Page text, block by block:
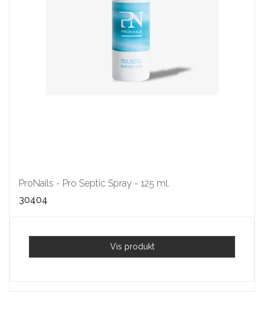
ProNails - Pro Septic Spray - 125 ml.
30404
Vis produkt